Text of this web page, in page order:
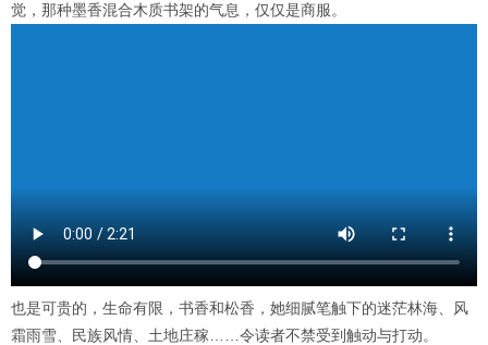
觉，那种墨香混合木质书架的气息，仅仅是商服。
也是可贵的，生命有限，书香和松香，她细腻笔触下的迷茫林海、风
霜雨雪、民族风情、土地庄稼……令读者不禁受到触动与打动。